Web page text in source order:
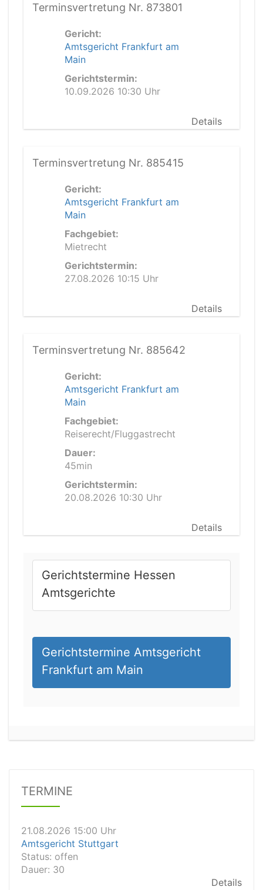
Terminsvertretung Nr. 873801
Gericht:
Amtsgericht Frankfurt am
Main
Gerichtstermin:
10.09.2026 10:30 Uhr
Details
Terminsvertretung Nr. 885415
Gericht:
Amtsgericht Frankfurt am
Main
Fachgebiet:
Mietrecht
Gerichtstermin:
27.08.2026 10:15 Uhr
Details
Terminsvertretung Nr. 885642
Gericht:
Amtsgericht Frankfurt am
Main
Fachgebiet:
Reiserecht/Fluggastrecht
Dauer:
45min
Gerichtstermin:
20.08.2026 10:30 Uhr
Details
Gerichtstermine Hessen
Amtsgerichte
Gerichtstermine Amtsgericht
Frankfurt am Main
TERMINE
Amtsgericht Unna
21.08.2026 15:00 Uhr
Amtsgericht Stuttgart
Dauer: 30
21.08.2026 14:30 Uhr
Amtsgericht Ulm